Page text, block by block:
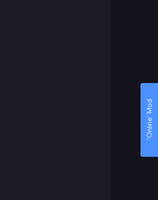
“Online” Mod